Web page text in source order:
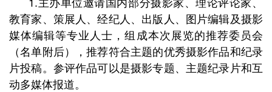
教育家、策展人、经纪人、出版人、图片编辑及摄影
媒体编辑等专业人士，组成本次展览的推荐委员会
（名单附后），推荐符合主题的优秀摄影作品和纪录
片投稿。参评作品可以是摄影专题、主题纪录片和互
动多媒体报道。